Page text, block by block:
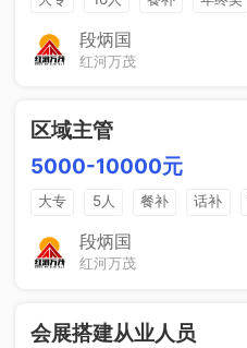
晋升空间
节日福利
段炳国
红河万茂
区域主管
5000-10000元
大专 5人 餐补 话补
带薪年假
工作餐
晋升空间
段炳国
红河万茂
会展搭建从业人员